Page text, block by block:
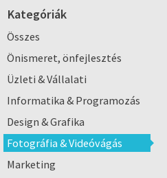
Kategóriák
Összes
Önismeret, önfejlesztés
Üzleti & Vállalati
Informatika & Programozás
Design & Grafika
Fotográfia & Videóvágás
Marketing